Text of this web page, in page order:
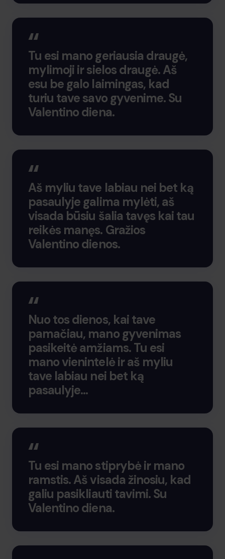
Tu esi mano geriausia draugė,
mylimoji ir sielos draugė. Aš
esu be galo laimingas, kad
turiu tave savo gyvenime. Su
Valentino diena.
Aš myliu tave labiau nei bet ką
pasaulyje galima mylėti, aš
visada būsiu šalia tavęs kai tau
reikės manęs. Gražios
Valentino dienos.
Nuo tos dienos, kai tave
pamačiau, mano gyvenimas
pasikeitė amžiams. Tu esi
mano vienintelė ir aš myliu
tave labiau nei bet ką
pasaulyje…
Tu esi mano stiprybė ir mano
ramstis. Aš visada žinosiu, kad
galiu pasikliauti tavimi. Su
Valentino diena.